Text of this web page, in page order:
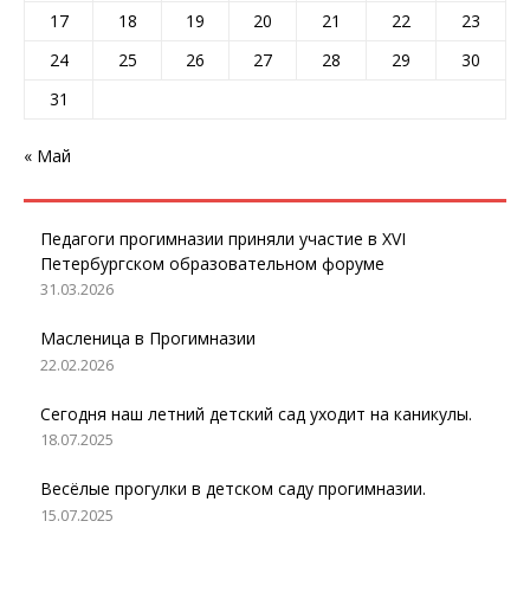
17
18 19 20 21 22
23
24
25 26 27 28 29
30
31
« Май
Педагоги прогимназии приняли участие в XVI
Петербургском образовательном форуме
31.03.2026
Масленица в Прогимназии
22.02.2026
Сегодня наш летний детский сад уходит на каникулы.
18.07.2025
Весёлые прогулки в детском саду прогимназии.
15.07.2025